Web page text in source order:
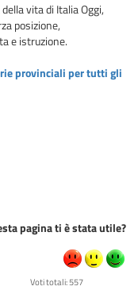
vita di Italia Oggi,
posizione,
e istruzione.
provinciali per tutti gli
pagina ti è stata utile?
Voti totali: 557